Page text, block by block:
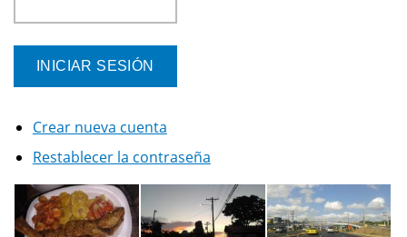
Crear nueva cuenta
Restablecer la contraseña